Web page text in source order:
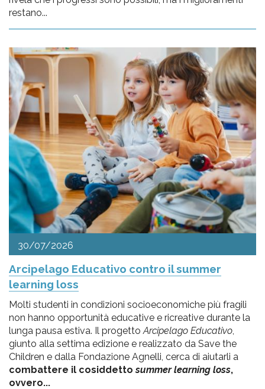
restano...
30/07/2026
Arcipelago Educativo contro il summer
learning loss
Molti studenti in condizioni socioeconomiche più fragili
non hanno opportunità educative e ricreative durante la
lunga pausa estiva. Il progetto Arcipelago Educativo
giunto alla settima edizione e realizzato da Save the
Children e dalla Fondazione Agnelli, cerca di aiutarli a
combattere il cosiddettosummer learning loss,
ovvero...